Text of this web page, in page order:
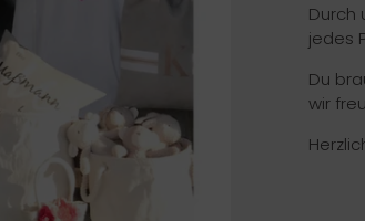
Durch
jedes
Du
wir